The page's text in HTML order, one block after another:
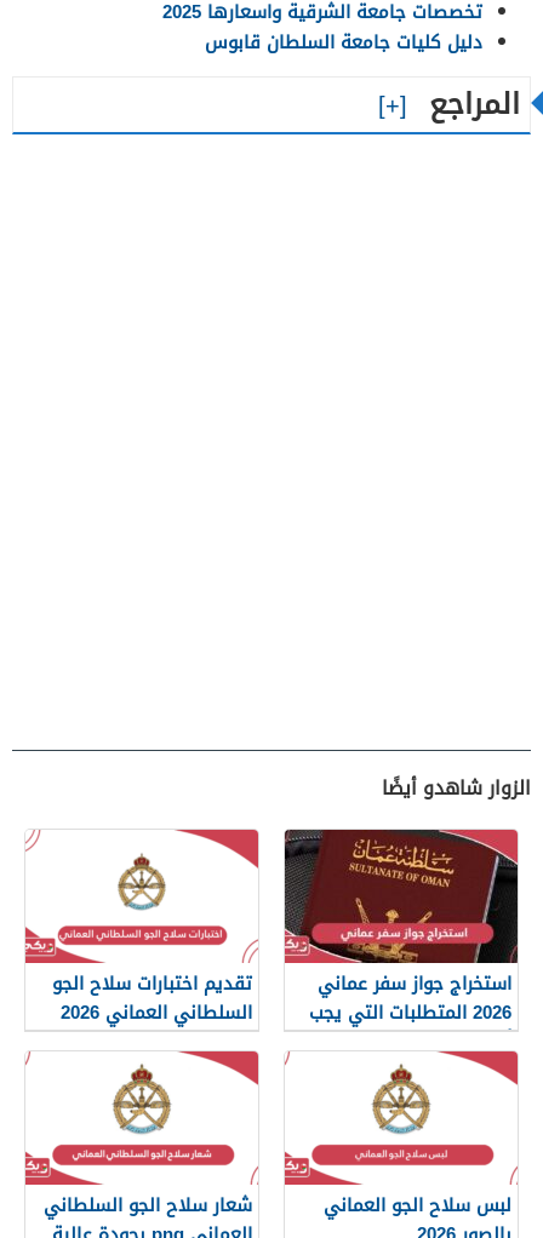
تخصصات جامعة الشرقية واسعارها 2025
دليل كليات جامعة السلطان قابوس
المراجع
الزوار شاهدو أيضًا
استخراج جواز سفر عماني
2026 المتطلبات التي يجب
أن تعرفها
تقديم اختبارات سلاح الجو
السلطاني العماني 2026
لبس سلاح الجو العماني
شعار سلاح الجو السلطاني